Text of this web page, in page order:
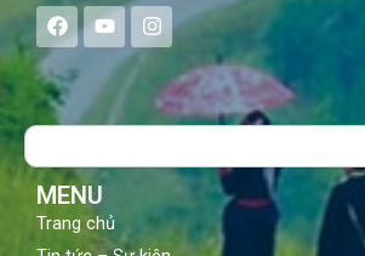
F
a
c
e
b
o
Y
o
u
t
u
b
I
n
s
a
g
Search
MENU
Trang chủ